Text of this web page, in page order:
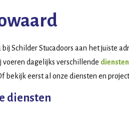
Schilder Stucadoors aan het juiste
dagelijks verschillende diensten
bekijk eerst al onze diensten en
diensten